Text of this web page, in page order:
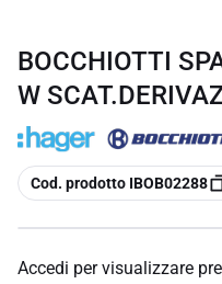
BOCCHIOTTI
W
copia
Cod. prodotto IBOB02288
Accedi per visualizzare